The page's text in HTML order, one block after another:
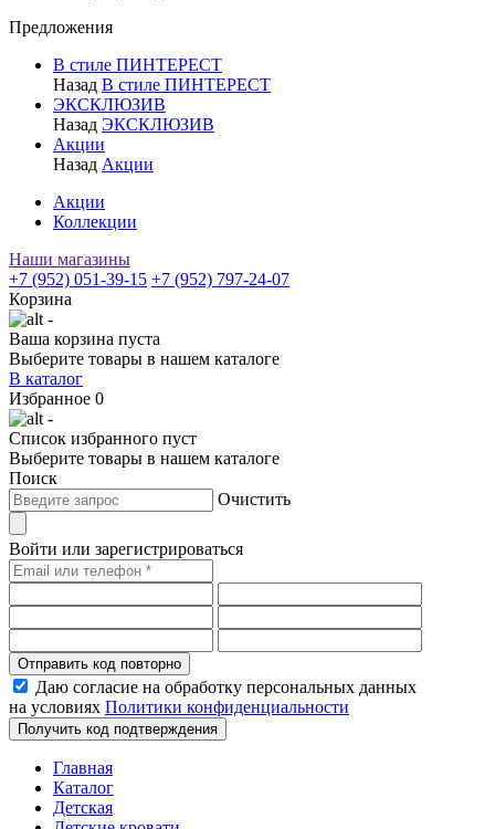
Предложения
В стиле ПИНТЕРЕСТ
Назад В стиле ПИНТЕРЕСТ
ЭКСКЛЮЗИВ
Назад ЭКСКЛЮЗИВ
Акции
Назад Акции
Акции
Коллекции
Наши магазины
+7 (952) 051-39-15 +7 (952) 797-24-07
Корзина
-
Ваша корзина пуста
Выберите товары в нашем каталоге
В каталог
Избранное 0
-
Список избранного пуст
Выберите товары в нашем каталоге
Поиск
Очистить
Войти или зарегистрироваться
Отправить код повторно
Даю согласие на обработку персональных данных
на условиях Политики конфиденциальности
Получить код подтверждения
Главная
Каталог
Детская